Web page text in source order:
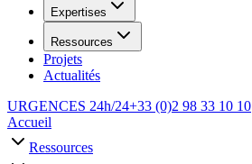
Expertises
Ressources
Projets
Actualités
URGENCES 24h/24+33 (0)2 98 33 10 10
Accueil
Ressources